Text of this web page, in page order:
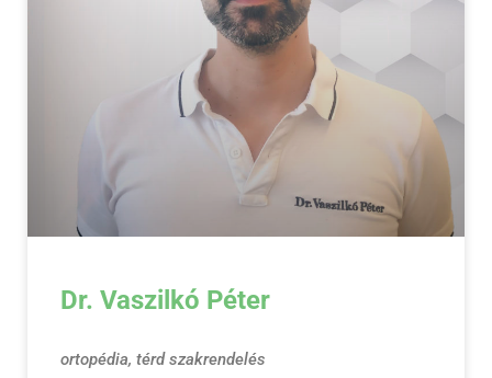
Dr. Vaszilkó Péter
ortopédia, térd szakrendelés